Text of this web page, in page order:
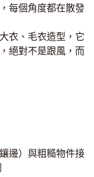
每個角度都在散發
衣、毛衣造型，它
絕對不是跟風，而
邊）與粗糙物件接